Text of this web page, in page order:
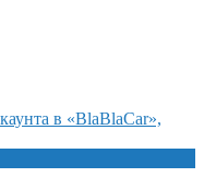
в «BlaBlaCar»,